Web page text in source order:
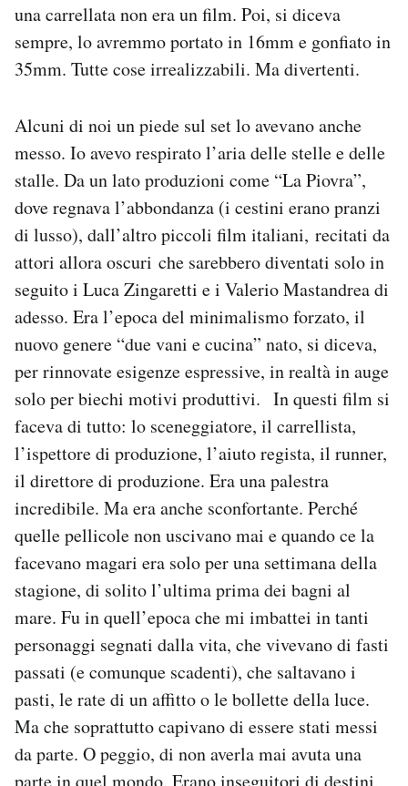
una carrellata non era un film. Poi, si diceva
sempre, lo avremmo portato in 16mm e gonfiato in
35mm. Tutte cose irrealizzabili. Ma divertenti.
Alcuni di noi un piede sul set lo avevano anche
messo. Io avevo respirato l’aria delle stelle e delle
stalle. Da un lato produzioni come “La Piovra”,
dove regnava l’abbondanza (i cestini erano pranzi
di lusso), dall’altro piccoli film italiani, recitati da
attori allora oscuri che sarebbero diventati solo in
seguito i Luca Zingaretti e i Valerio Mastandrea di
adesso. Era l’epoca del minimalismo forzato, il
nuovo genere “due vani e cucina” nato, si diceva,
per rinnovate esigenze espressive, in realtà in auge
solo per biechi motivi produttivi. In questi film si
faceva di tutto: lo sceneggiatore, il carrellista,
l’ispettore di produzione, l’aiuto regista, il runner,
il direttore di produzione. Era una palestra
incredibile. Ma era anche sconfortante. Perché
quelle pellicole non uscivano mai e quando ce la
facevano magari era solo per una settimana della
stagione, di solito l’ultima prima dei bagni al
mare. Fu in quell’epoca che mi imbattei in tanti
personaggi segnati dalla vita, che vivevano di fasti
passati (e comunque scadenti), che saltavano i
pasti, le rate di un affitto o le bollette della luce.
Ma che soprattutto capivano di essere stati messi
da parte. O peggio, di non averla mai avuta una
parte in quel mondo. Erano inseguitori di destini,